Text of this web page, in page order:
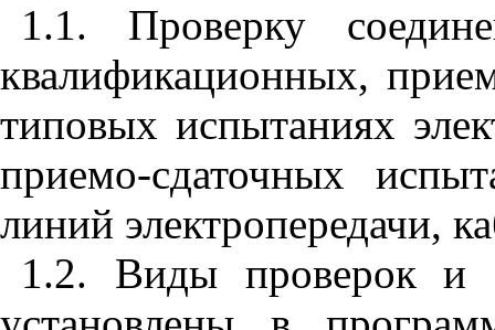
1.1. Проверку
квалификационных,
типовых испытаниях
приемо-сдаточных
линий электропередачи,
1.2. Виды проверок и